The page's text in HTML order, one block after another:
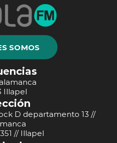
SOMOS
Illapel
D departamento 13 //
// Illapel